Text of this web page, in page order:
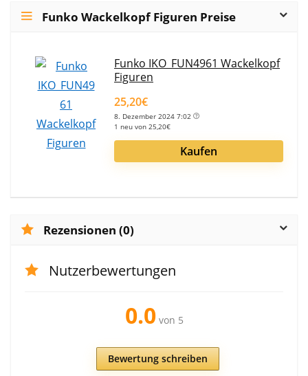
Funko Wackelkopf Figuren Preise
Funko IKO_FUN4961 Wackelkopf
Figuren
25,20€
8. Dezember 2024 7:02
1 neu von 25,20€
Kaufen
Rezensionen (0)
Nutzerbewertungen
0.0 von 5
Bewertung schreiben